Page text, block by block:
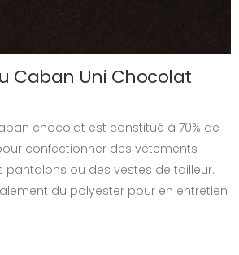
Caban Uni Chocolat
chocolat est constitué à 70% de
confectionner des vêtements
ou des vestes de tailleur.
du polyester pour en entretien